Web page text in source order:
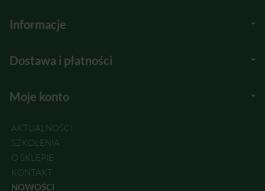
Informacje
Dostawa i płatności
Moje konto
AKTUALNOŚCI
SZKOLENIA
O SKLEPIE
KONTAKT
NOWOŚCI